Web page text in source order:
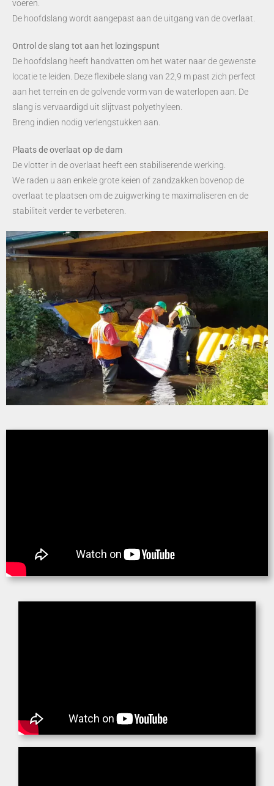
voeren.
De hoofdslang wordt aangepast aan de uitgang van de overlaat.
Ontrol de slang tot aan het lozingspunt
De hoofdslang heeft handvatten om het water naar de gewenste
locatie te leiden. Deze flexibele slang van 22,9 m past zich perfect
aan het terrein en de golvende vorm van de waterlopen aan. De
slang is vervaardigd uit slijtvast polyethyleen.
Breng indien nodig verlengstukken aan.
Plaats de overlaat op de dam
De vlotter in de overlaat heeft een stabiliserende werking.
We raden u aan enkele grote keien of zandzakken bovenop de
overlaat te plaatsen om de zuigwerking te maximaliseren en de
stabiliteit verder te verbeteren.